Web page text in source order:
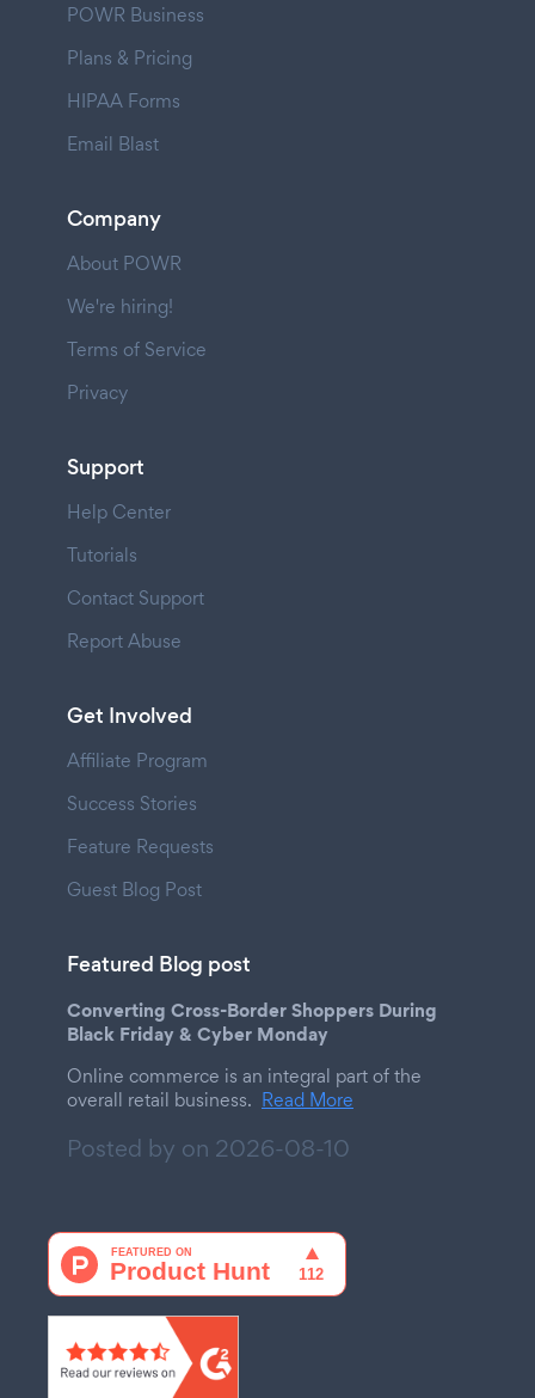
POWR Business
Plans & Pricing
HIPAA Forms
Email Blast
Company
About POWR
We're hiring!
Terms of Service
Privacy
Support
Help Center
Tutorials
Contact Support
Report Abuse
Get Involved
Affiliate Program
Success Stories
Feature Requests
Guest Blog Post
Featured Blog post
Converting Cross-Border Shoppers During
Black Friday & Cyber Monday
Online commerce is an integral part of the
overall retail business. Read More
Posted by on 2026-08-10